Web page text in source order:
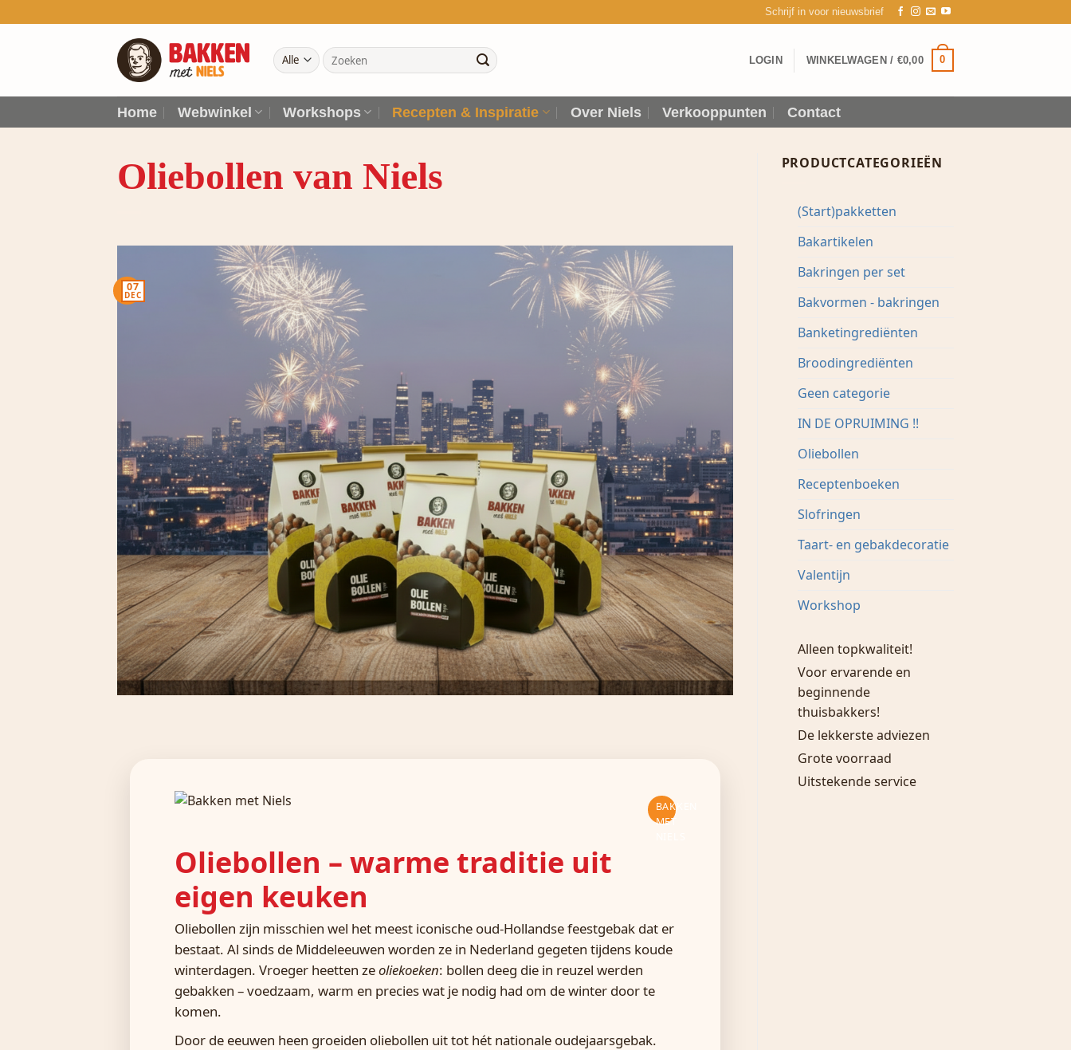
naar
Schrijf in voor nieuwsbrief
Zoeken
naar:
LOGIN WINKELWAGEN / €0,00 0
Home Webwinkel Workshops Recepten & Inspiratie Over Niels Verkooppunten Contact
Oliebollen van Niels
07
DEC
BAKKEN
MET
Oliebollen – warme traditie uit
eigen keuken
Oliebollen zijn misschien wel het meest iconische oud-Hollandse feestgebak dat er
bestaat. Al sinds de Middeleeuwen worden ze in Nederland gegeten tijdens koude
winterdagen. Vroeger heetten zeoliekoeken: bollen deeg die in reuzel werden
gebakken – voedzaam, warm en precies wat je nodig had om de winter door te
komen.
Door de eeuwen heen groeiden oliebollen uit tot hét nationale oudejaarsgebak.
PRODUCTCATEGORIEËN
(Start)pakketten
Bakartikelen
Bakringen per set
Bakvormen - bakringen
Banketingrediënten
Broodingrediënten
Geen categorie
IN DE OPRUIMING !!
Oliebollen
Receptenboeken
Slofringen
Taart- en gebakdecoratie
Valentijn
Workshop
Alleen topkwaliteit!
Voor ervarende en
beginnende
thuisbakkers!
De lekkerste adviezen
Grote voorraad
Uitstekende service